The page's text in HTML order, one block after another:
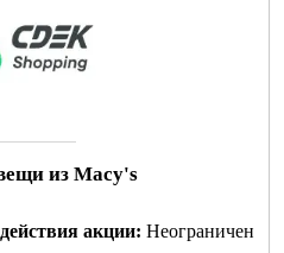
из Macy's
акции: Неограничен